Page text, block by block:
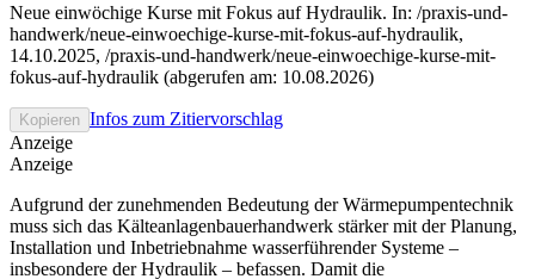
Neue einwöchige Kurse mit Fokus auf Hydraulik. In: /praxis-und-
handwerk/neue-einwoechige-kurse-mit-fokus-auf-hydraulik,
14.10.2025, /praxis-und-handwerk/neue-einwoechige-kurse-mit-
fokus-auf-hydraulik (abgerufen am: 10.08.2026)
Kopieren Infos zum Zitiervorschlag
Anzeige
Anzeige
Aufgrund der zunehmenden Bedeutung der Wärmepumpentechnik
muss sich das Kälteanlagenbauerhandwerk stärker mit der Planung,
Installation und Inbetriebnahme wasserführender Systeme –
insbesondere der Hydraulik – befassen. Damit die